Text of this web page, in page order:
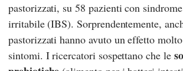
pastorizzati, su 58 pazienti con
irritabile (IBS). Sorprendentemente,
pastorizzati hanno avuto un effetto
sintomi. I ricercatori sospettano che le